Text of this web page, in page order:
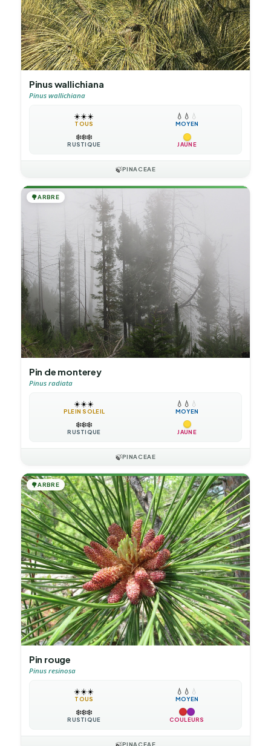
Pinus wallichiana
Pinus wallichiana
☀️☀️☀️
TOUS
💧 💧 💧
MOYEN
❄️❄️❄️
RUSTIQUE JAUNE
🍃PINACEAE
🌳ARBRE
Pin de monterey
Pinus radiata
☀️☀️☀️
PLEIN SOLEIL
💧 💧 💧
MOYEN
❄️❄️❄️
RUSTIQUE JAUNE
🍃PINACEAE
🌳ARBRE
Pin rouge
Pinus resinosa
☀️☀️☀️
TOUS
💧 💧 💧
MOYEN
❄️❄️❄️
RUSTIQUE COULEURS
🍃PINACEAE